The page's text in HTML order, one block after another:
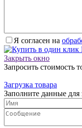
Я согласен на
Закрыть окно
Запросить стоимость
Загрузка товара
Заполните данные для